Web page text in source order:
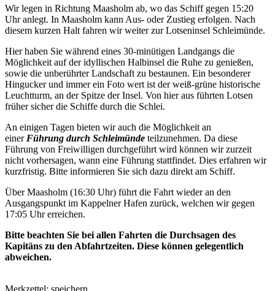
Wir legen in Richtung Maasholm ab, wo das Schiff gegen 15:20
Uhr anlegt. In Maasholm kann Aus- oder Zustieg erfolgen. Nach
diesem kurzen Halt fahren wir weiter zur Lotseninsel Schleimünde.
Hier haben Sie während eines 30-minütigen Landgangs die
Möglichkeit auf der idyllischen Halbinsel die Ruhe zu genießen,
sowie die unberührter Landschaft zu bestaunen. Ein besonderer
Hingucker und immer ein Foto wert ist der weiß-grüne historische
Leuchtturm, an der Spitze der Insel. Von hier aus führten Lotsen
früher sicher die Schiffe durch die Schlei.
An einigen Tagen bieten wir auch die Möglichkeit an
einer Führung durch Schleimünde teilzunehmen. Da diese
Führung von Freiwilligen durchgeführt wird können wir zurzeit
nicht vorhersagen, wann eine Führung stattfindet. Dies erfahren wir
kurzfristig. Bitte informieren Sie sich dazu direkt am Schiff.
Über Maasholm (16:30 Uhr) führt die Fahrt wieder an den
Ausgangspunkt im Kappelner Hafen zurück, welchen wir gegen
17:05 Uhr erreichen.
Bitte beachten Sie bei allen Fahrten die Durchsagen des
Kapitäns zu den Abfahrtzeiten. Diese können gelegentlich
abweichen.
Merkzettel: speichern